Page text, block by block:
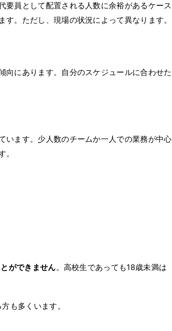
員として配置される人数に余裕があるケース
。ただし、現場の状況によって異なります。
向にあります。自分のスケジュールに合わせた
います。少人数のチームか一人での業務が中心
ができません。高校生であっても18歳未満は
も多くいます。